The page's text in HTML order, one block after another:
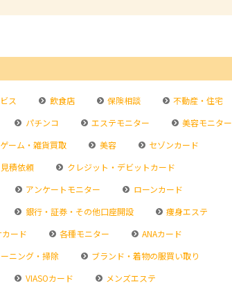
ス 飲食店 保険相談
不動産・住宅
パチンコ エステモニター
美容モニター
ーム・雑貨買取 美容
セゾンカード
積依頼
クレジット・デビットカード
アンケートモニター
ローンカード
銀行・証券・その他口座開設
痩身エステ
カード 各種モニター
ANAカード
ニング・掃除
ブランド・着物の服買い取り
VIASOカード
メンズエステ